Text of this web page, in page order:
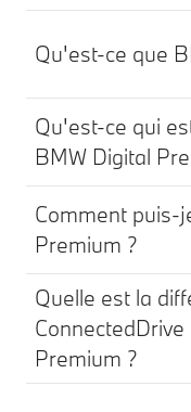
Qu'est-ce que
Qu'est-ce qui
BMW Digital
Comment puis-
Premium ?
Quelle est la
Premium ?